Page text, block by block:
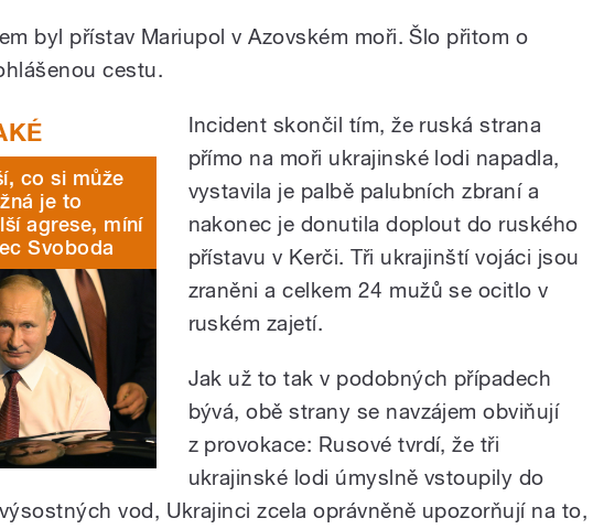
byl přístav Mariupol v Azovském moři. Šlo přitom o
cestu.
co si může
je to
agrese, míní
Svoboda
Incident skončil tím, že ruská strana
přímo na moři ukrajinské lodi napadla,
vystavila je palbě palubních zbraní a
nakonec je donutila doplout do ruského
přístavu v Kerči. Tři ukrajinští vojáci jsou
zraněni a celkem 24 mužů se ocitlo v
ruském zajetí.
Jak už to tak v podobných případech
bývá, obě strany se navzájem obviňují
z provokace: Rusové tvrdí, že tři
ukrajinské lodi úmyslně vstoupily do
vod, Ukrajinci zcela oprávněně upozorňují na to,